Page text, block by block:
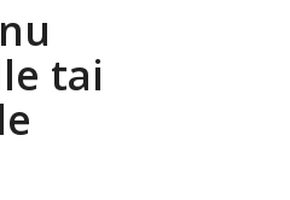
tai